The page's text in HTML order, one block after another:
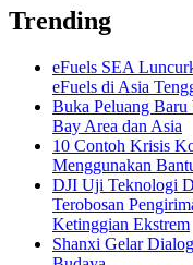
Trending
eFuels SEA
eFuels di Asia
Buka Peluang Baru
Bay Area dan Asia
10 Contoh Krisis
Menggunakan
DJI Uji Teknologi
Terobosan
Ketinggian Ekstrem
Shanxi Gelar